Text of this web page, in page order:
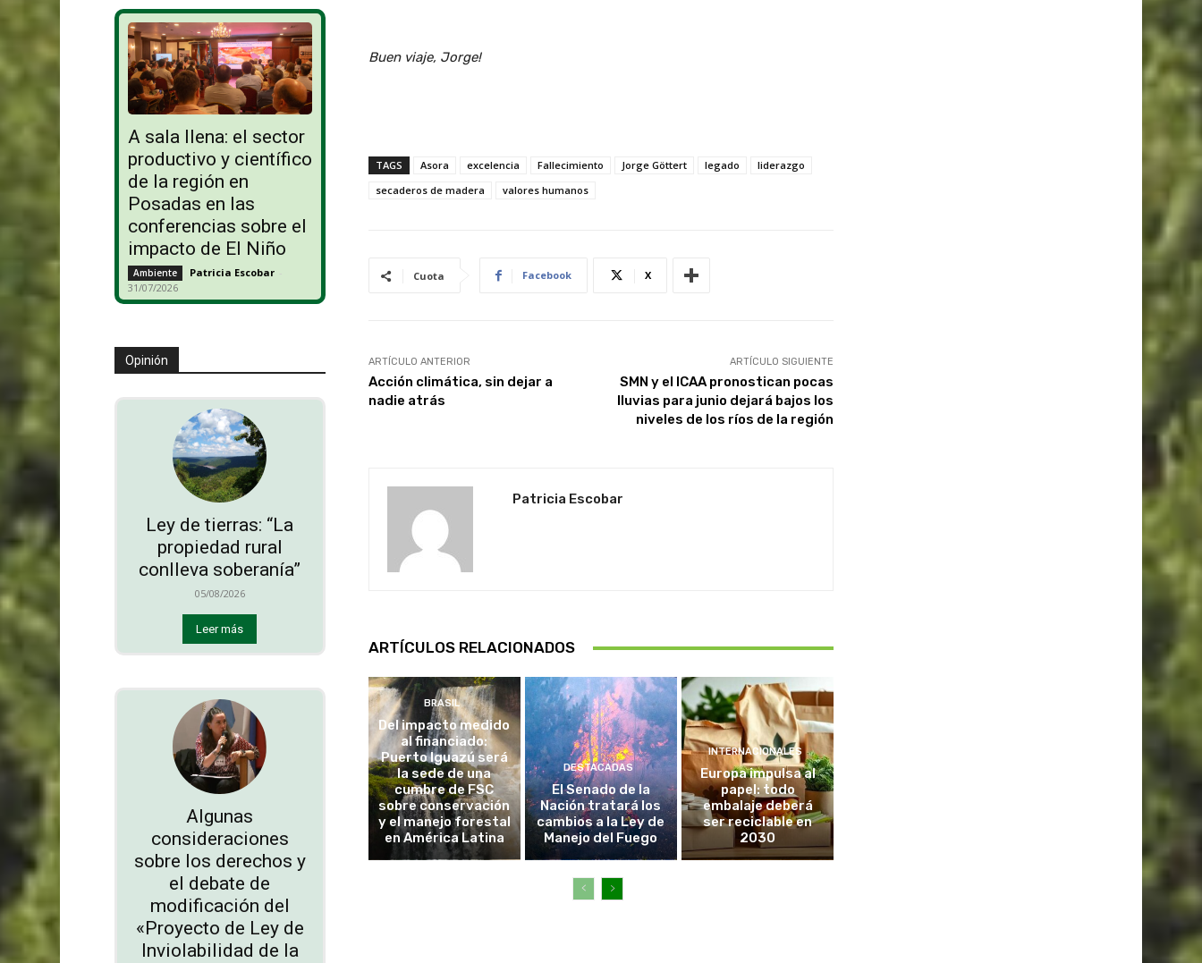
A sala llena: el sector
productivo y científico
de la región en
Posadas en las
conferencias sobre el
impacto de El Niño
Ambiente Patricia Escobar -
31/07/2026
Opinión
Ley de tierras: “La
propiedad rural
conlleva soberanía”
05/08/2026
Leer más
Algunas
consideraciones
sobre los derechos y
el debate de
modificación del
«Proyecto de Ley de
Inviolabilidad de la
Buen viaje, Jorge!
TAGS Asora excelencia Fallecimiento Jorge Göttert legado
liderazgo
secaderos de madera
valores humanos
Cuota Facebook X
ARTÍCULO ANTERIOR
Acción climática, sin dejar a
nadie atrás
ARTÍCULO SIGUIENTE
SMN y el ICAA pronostican pocas
lluvias para junio dejará bajos los
niveles de los ríos de la región
Patricia Escobar
ARTÍCULOS RELACIONADOS
BRASIL
Del impacto medido
al financiado:
Puerto Iguazú será
la sede de una
cumbre de FSC
sobre conservación
y el manejo forestal
en América Latina
DESTACADAS
El Senado de la
Nación tratará los
cambios a la Ley de
Manejo del Fuego
INTERNACIONALES
Europa impulsa al
papel: todo
embalaje deberá
ser reciclable en
2030